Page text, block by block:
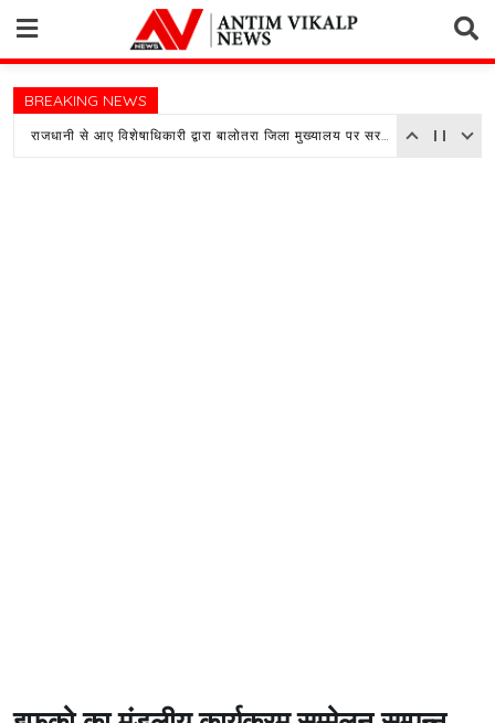
content
BREAKING NEWS
राजधानी से आए विशेषाधिकारी द्वारा बालोतरा जिला मुख्यालय पर सरकारी अस्पताल का किया औचक निरीक्षण